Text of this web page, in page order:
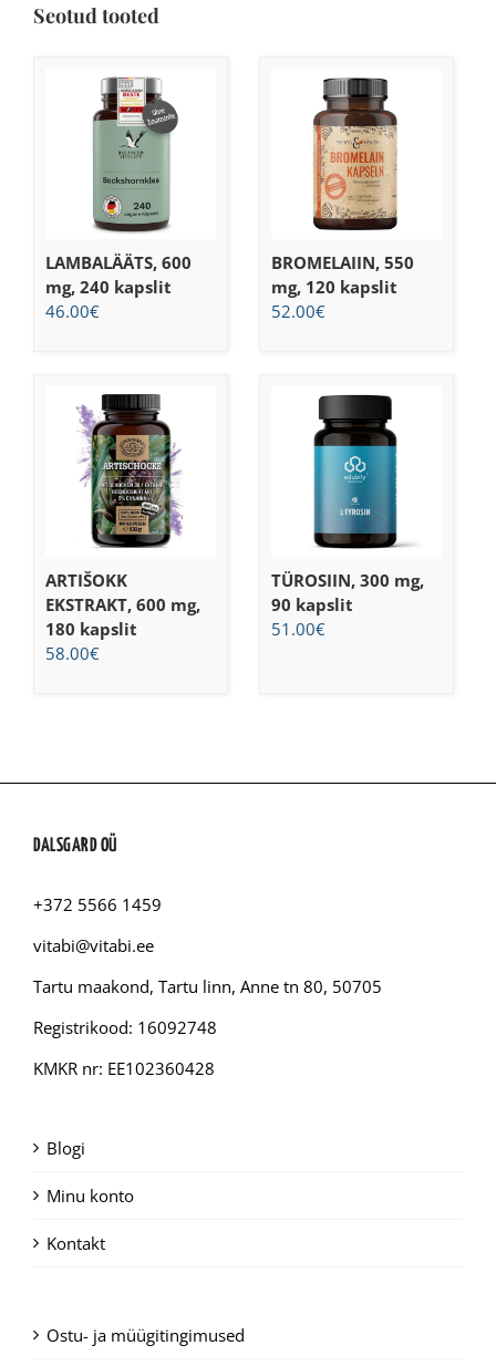
Seotud tooted
LAMBALÄÄTS, 600
mg, 240 kapslit
46.00€
BROMELAIIN, 550
mg, 120 kapslit
52.00€
ARTIŠOKK
EKSTRAKT, 600 mg,
180 kapslit
58.00€
TÜROSIIN, 300 mg,
90 kapslit
51.00€
DALSGARD OÜ
+372 5566 1459
vitabi@vitabi.ee
Tartu maakond, Tartu linn, Anne tn 80, 50705
Registrikood: 16092748
KMKR nr: EE102360428
Blogi
Minu konto
Kontakt
Ostu- ja müügitingimused